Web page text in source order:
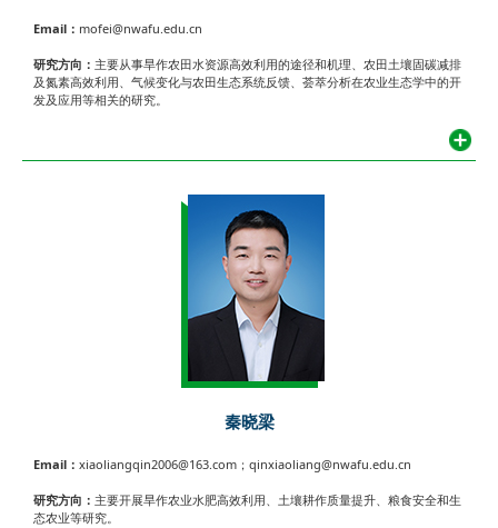
Email： mofei@nwafu.edu.cn
研究方向： 主要从事旱作农田水资源高效利用的途径和机理、农田土壤固碳减排
及氮素高效利用、气候变化与农田生态系统反馈、荟萃分析在农业生态学中的开
发及应用等相关的研究。
秦晓梁
Email： xiaoliangqin2006@163.com；qinxiaoliang@nwafu.edu.cn
研究方向： 主要开展旱作农业水肥高效利用、土壤耕作质量提升、粮食安全和生
态农业等研究。